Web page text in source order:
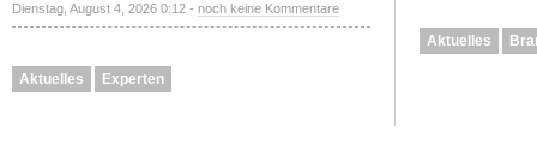
Dienstag, August 4, 2026 0:12 - noch keine Kommentare
Aktuelles Experten
Aktuelles